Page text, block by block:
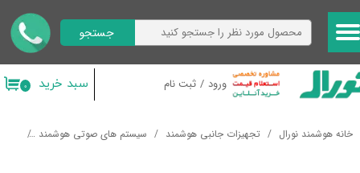
ورود / ثبت نام
حساب کاربری من
تغییر گذر واژه
خروج از حساب کاربری
جستجو
۰ سبد خرید
خانه هوشمند نورال تجهیزات جانبی هوشمند سیستم های صوتی هوشمند